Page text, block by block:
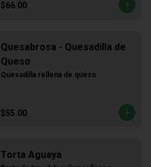
$66.00
Quesabrosa - Quesadilla de
Queso
Quesadilla rellena de queso
$55.00
Torta Aguaya